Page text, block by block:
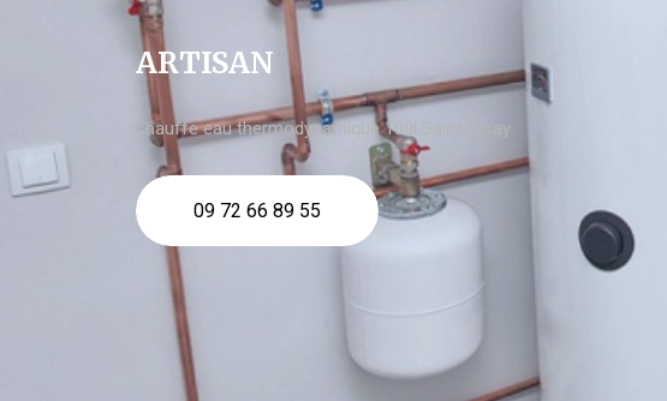
ARTISAN
chauffe eau thermodynamique 100l Saint Péray
09 72 66 89 55